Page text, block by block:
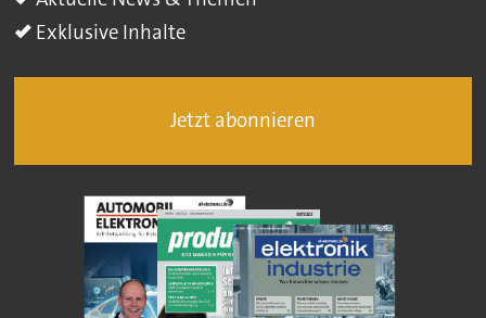
Exklusive Inhalte
Jetzt abonnieren